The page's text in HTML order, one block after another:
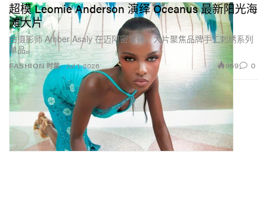
FASHION 时装
超模 Leomie Anderson 演绎 Oceanus 最新阳光海
滩大片
由摄影师 Amber Asaly 在迈阿密掌镜，大片聚焦品牌手工刺绣系列
单品。
Jul 1, 2026 959 0